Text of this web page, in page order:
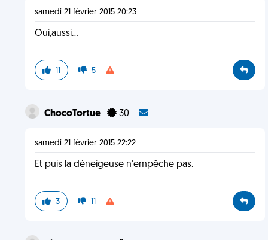
samedi 21 février 2015 20:23
Oui,aussi...
11 5
ChocoTortue 30
samedi 21 février 2015 22:22
Et puis la déneigeuse n'empêche pas.
3 11